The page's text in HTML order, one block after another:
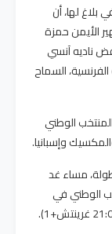
بلاغ لها، أن
الأيمن حمزة
ناديه آنسي
السماح
الوطني
وإسبانيا.
مساء غد
الوطني في